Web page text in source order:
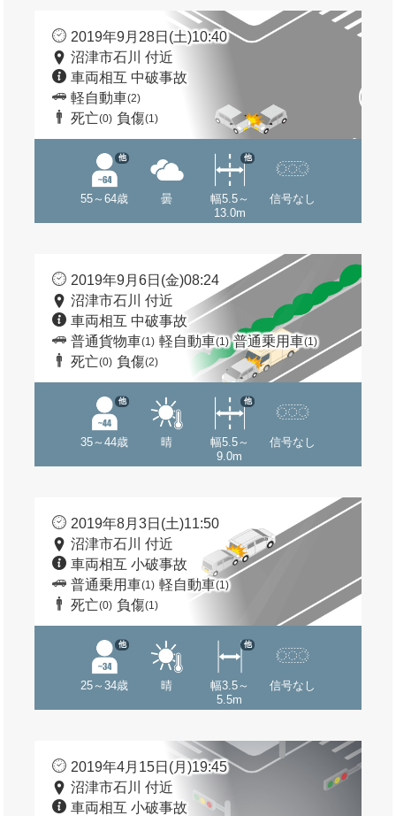
2019年9月28日(土)10:40
沼津市石川 付近
車両相互 中破事故
軽自動車(2)
死亡(0) 負傷(1)
55～64歳
他
曇
幅5.5～
13.0m
他
信号なし
2019年9月6日(金)08:24
沼津市石川 付近
車両相互 中破事故
普通貨物車(1) 軽自動車(1) 普通乗用車(1)
死亡(0) 負傷(2)
35～44歳
他
晴
幅5.5～
9.0m
他
信号なし
2019年8月3日(土)11:50
沼津市石川 付近
車両相互 小破事故
普通乗用車(1) 軽自動車(1)
死亡(0) 負傷(1)
25～34歳
他
晴
幅3.5～
5.5m
他
信号なし
2019年4月15日(月)19:45
沼津市石川 付近
車両相互 小破事故